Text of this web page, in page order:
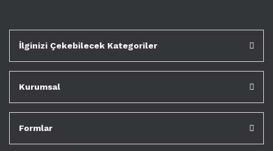
İlginizi Çekebilecek Kategoriler
Kurumsal
Formlar